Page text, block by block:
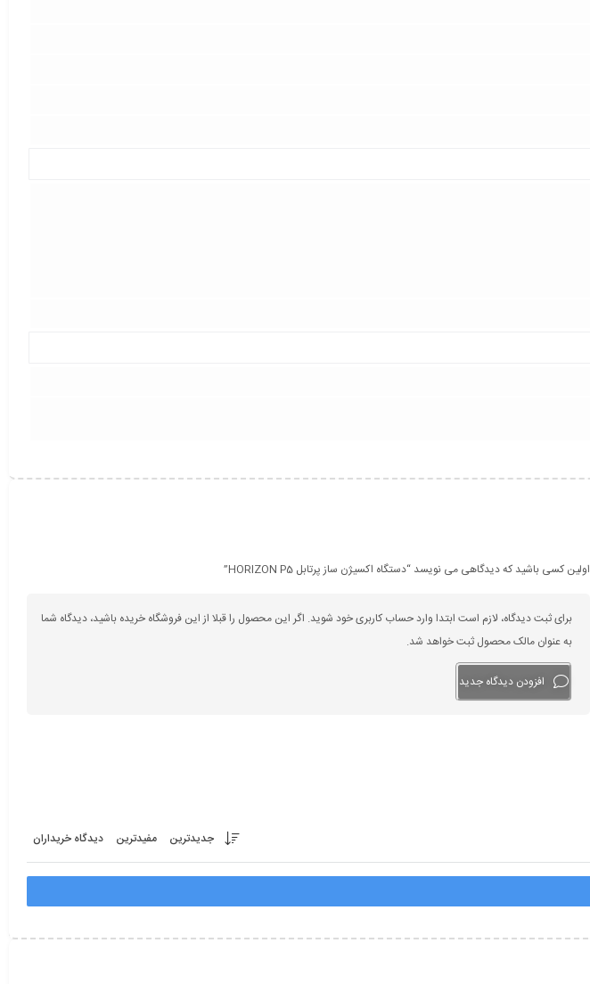
اولین کسی باشید که دیدگاهی می نویسد “دستگاه اکسیژن ساز پرتابل HORIZON P5”
برای ثبت دیدگاه، لازم است ابتدا وارد حساب کاربری خود شوید. اگر این محصول را قبلا از این فروشگاه خریده باشید، دیدگاه شما
به عنوان مالک محصول ثبت خواهد شد.
افزودن دیدگاه جدید
جدیدترین مفیدترین دیدگاه خریداران